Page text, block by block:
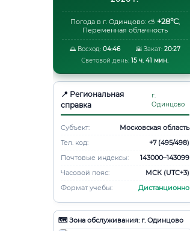
Погода в г. Одинцово: ⛅ +28°C,
Переменная облачность
🌅 Восход: 04:46 🌇 Закат: 20:27
Световой день: 15 ч. 41 мин.
📍 Региональная
справка
г.
Одинцово
Субъект:
Московская область
Тел. код:
+7 (495/498)
Почтовые индексы:
143000–143099
Часовой пояс:
МСК (UTC+3)
Формат учебы:
Дистанционно
🗺️ Зона обслуживания: г. Одинцово